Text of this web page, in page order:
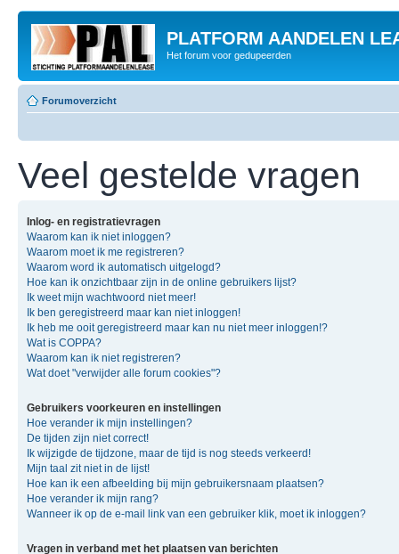
PLATFORM AANDELEN
Het forum voor gedupeerden
Forumoverzicht
Veel gestelde vragen
Inlog- en registratievragen
Waarom kan ik niet inloggen?
Waarom moet ik me registreren?
Waarom word ik automatisch uitgelogd?
Hoe kan ik onzichtbaar zijn in de online gebruikers lijst?
Ik weet mijn wachtwoord niet meer!
Ik ben geregistreerd maar kan niet inloggen!
Ik heb me ooit geregistreerd maar kan nu niet meer inloggen!?
Wat is COPPA?
Waarom kan ik niet registreren?
Wat doet "verwijder alle forum cookies"?
Gebruikers voorkeuren en instellingen
Hoe verander ik mijn instellingen?
De tijden zijn niet correct!
Ik wijzigde de tijdzone, maar de tijd is nog steeds verkeerd!
Mijn taal zit niet in de lijst!
Hoe kan ik een afbeelding bij mijn gebruikersnaam plaatsen?
Hoe verander ik mijn rang?
Wanneer ik op de e-mail link van een gebruiker klik, moet ik inloggen?
Vragen in verband met het plaatsen van berichten